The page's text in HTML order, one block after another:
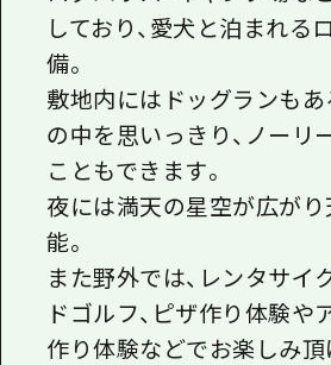
しており、愛犬と泊まれる
備。
敷地内にはドッグランも
の中を思いっきり、ノーリ
こともできます。
夜には満天の星空が広が
能。
また野外では、レンタサイ
ドゴルフ、ピザ作り体験や
作り体験などでお楽しみ頂